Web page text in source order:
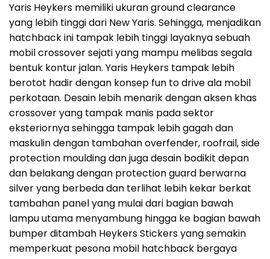
Yaris Heykers memiliki ukuran ground clearance
yang lebih tinggi dari New Yaris. Sehingga, menjadikan
hatchback ini tampak lebih tinggi layaknya sebuah
mobil crossover sejati yang mampu melibas segala
bentuk kontur jalan. Yaris Heykers tampak lebih
berotot hadir dengan konsep fun to drive ala mobil
perkotaan. Desain lebih menarik dengan aksen khas
crossover yang tampak manis pada sektor
eksteriornya sehingga tampak lebih gagah dan
maskulin dengan tambahan overfender, roofrail, side
protection moulding dan juga desain bodikit depan
dan belakang dengan protection guard berwarna
silver yang berbeda dan terlihat lebih kekar berkat
tambahan panel yang mulai dari bagian bawah
lampu utama menyambung hingga ke bagian bawah
bumper ditambah Heykers Stickers yang semakin
memperkuat pesona mobil hatchback bergaya